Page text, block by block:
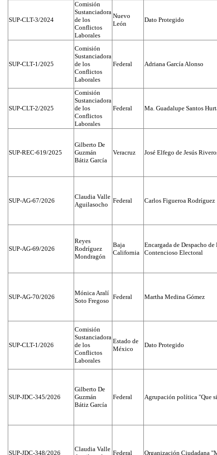
SUP-CLT-3/2024
Comisión
Sustanciadora
de los
Conflictos
Laborales
Nuevo
León
Dato Protegido
SUP-CLT-1/2025
Comisión
Sustanciadora
de los
Conflictos
Laborales
Federal Adriana García Alonso
SUP-CLT-2/2025
Comisión
Sustanciadora
de los
Conflictos
Laborales
Federal Ma. Guadalupe Santos
SUP-REC-619/2025
Gilberto De
Guzmán
Bátiz García
Veracruz José Elfego de Jesús
SUP-AG-67/2026
Claudia Valle
Aguilasocho
Federal Carlos Figueroa Rodríguez
SUP-AG-69/2026
Reyes
Rodríguez
Mondragón
Baja
California
Encargada de Despacho
Contencioso Electoral
SUP-AG-70/2026
Mónica Aralí
Soto Fregoso
Federal Martha Medina Gómez
SUP-CLT-1/2026
Comisión
Sustanciadora
de los
Conflictos
Laborales
Estado de
México
Dato Protegido
SUP-JDC-345/2026
Gilberto De
Guzmán
Bátiz García
Federal Agrupación política "Que
SUP-JDC-348/2026
Claudia Valle
Federal Organización Ciudadana